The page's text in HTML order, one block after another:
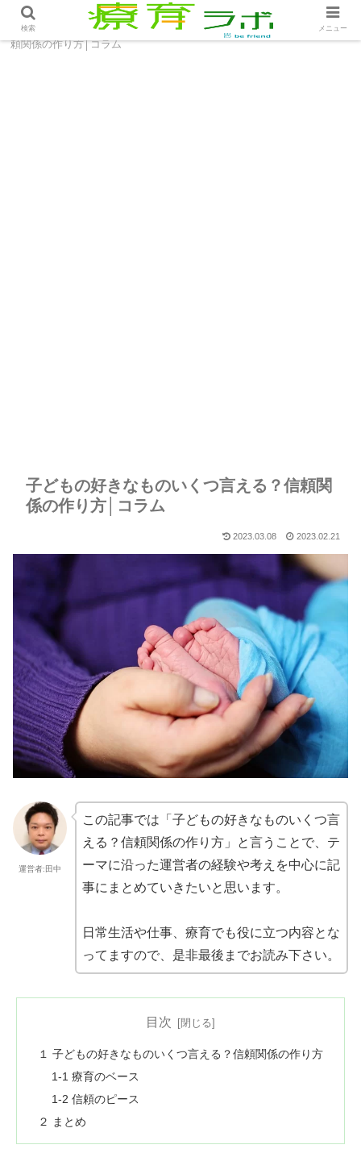
ホーム コラム
子どもの好きなものいくつ言える？信
頼関係の作り方│コラム
子どもの好きなものいくつ言える？信頼関
係の作り方│コラム
2023.03.08 2023.02.21
運営者:田中
この記事では「子どもの好きなものいくつ言
える？信頼関係の作り方」と言うことで、テ
ーマに沿った運営者の経験や考えを中心に記
事にまとめていきたいと思います。
日常生活や仕事、療育でも役に立つ内容とな
ってますので、是非最後までお読み下さい。
目次
１ 子どもの好きなものいくつ言える？信頼関係の作り方
1-1 療育のベース
1-2 信頼のピース
２ まとめ
検索 メニュー